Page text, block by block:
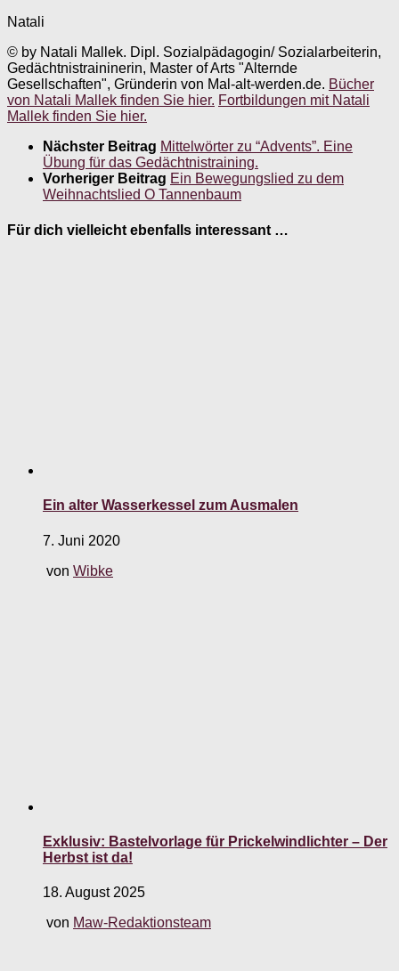
Natali
© by Natali Mallek. Dipl. Sozialpädagogin/ Sozialarbeiterin,
Gedächtnistraininerin, Master of Arts "Alternde
Gesellschaften", Gründerin von Mal-alt-werden.de. Bücher
von Natali Mallek finden Sie hier. Fortbildungen mit Natali
Mallek finden Sie hier.
Nächster Beitrag Mittelwörter zu “Advents”. Eine
Übung für das Gedächtnistraining.
Vorheriger Beitrag Ein Bewegungslied zu dem
Weihnachtslied O Tannenbaum
Für dich vielleicht ebenfalls interessant …
Ein alter Wasserkessel zum Ausmalen
7. Juni 2020
von Wibke
Exklusiv: Bastelvorlage für Prickelwindlichter – Der
Herbst ist da!
18. August 2025
von Maw-Redaktionsteam